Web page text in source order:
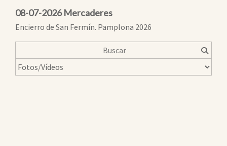
08-07-2026 Mercaderes
Encierro de San Fermín. Pamplona 2026